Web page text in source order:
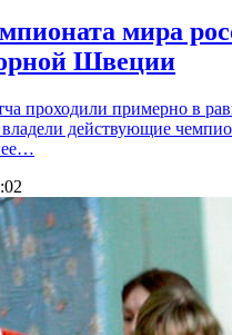
мира
Швеции
проходили примерно в
действующие